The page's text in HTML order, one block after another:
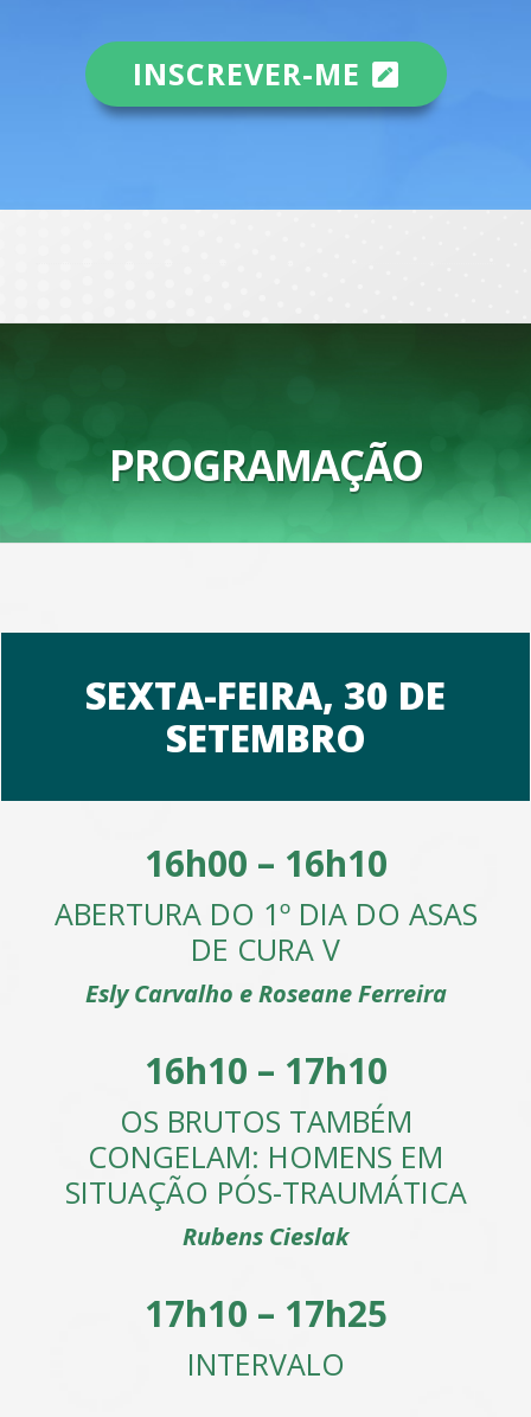
INSCREVER-ME
PROGRAMAÇÃO
SEXTA-FEIRA, 30 DE
SETEMBRO
16h00 – 16h10
ABERTURA DO 1º DIA DO ASAS
DE CURA V
Esly Carvalho e Roseane Ferreira
16h10 – 17h10
OS BRUTOS TAMBÉM
CONGELAM: HOMENS EM
SITUAÇÃO PÓS-TRAUMÁTICA
Rubens Cieslak
17h10 – 17h25
INTERVALO